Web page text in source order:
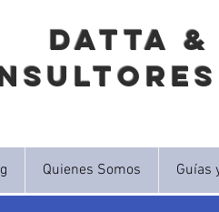
DATTA
Quienes Somos Guías